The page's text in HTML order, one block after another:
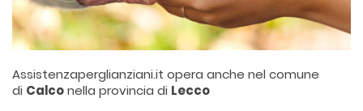
Assistenzaperglianziani.it opera anche nel comune
di Calconella provincia di Lecco